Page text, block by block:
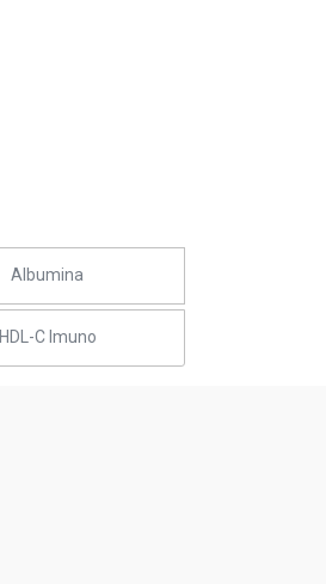
Albumina
HDL-C Imuno